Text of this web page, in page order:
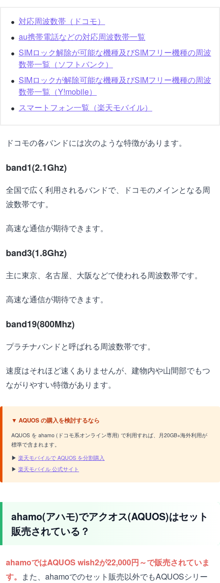
対応周波数帯（ドコモ）
au携帯電話などの対応周波数帯一覧
SIMロック解除が可能な機種及びSIMフリー機種の周波
数帯一覧（ソフトバンク）
SIMロックが解除可能な機種及びSIMフリー機種の周波
数帯⼀覧（Y!mobile）
スマートフォン一覧（楽天モバイル）
ドコモの各バンドには次のような特徴があります。
band1(2.1Ghz)
全国で広く利用されるバンドで、ドコモのメインとなる周
波数帯です。
高速な通信が期待できます。
band3(1.8Ghz)
主に東京、名古屋、大阪などで使われる周波数帯です。
高速な通信が期待できます。
band19(800Mhz)
プラチナバンドと呼ばれる周波数帯です。
速度はそれほど速くありませんが、建物内や山間部でもつ
ながりやすい特徴があります。
▼ AQUOS の購入を検討するなら
AQUOS を ahamo (ドコモ系オンライン専用) で利用すれば、月20GB+海外利用が
標準で含まれます。
▶ 楽天モバイルで AQUOS を分割購入
▶ 楽天モバイル 公式サイト
ahamo(アハモ)でアクオス(AQUOS)はセット
販売されている？
ahamoではAQUOS wish2が22,000円～で販売されていま
す。 また、ahamoでのセット販売以外でもAQUOSシリー